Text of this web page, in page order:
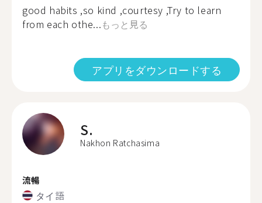
good habits ,so kind ,courtesy ,Try to learn
from each othe...もっと見る
アプリをダウンロードする
S.
Nakhon Ratchasima
流暢
タイ語